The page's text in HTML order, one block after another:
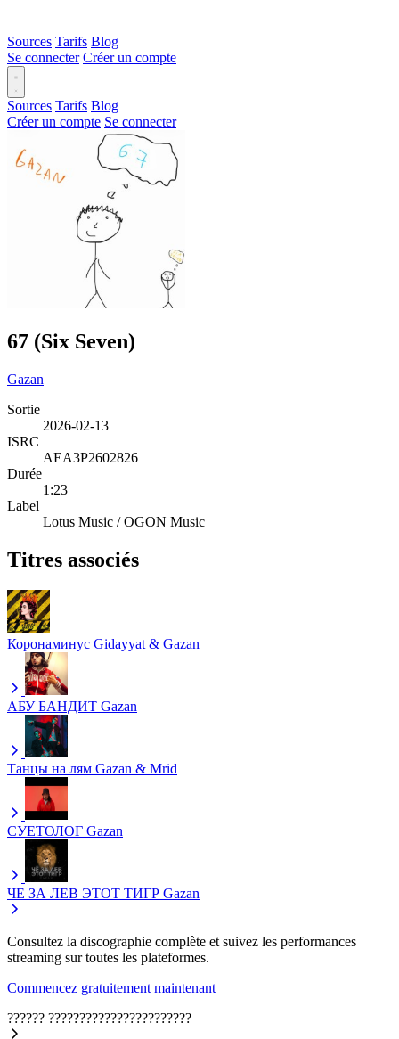
Sources Tarifs Blog
Se connecter Créer un compte
Sources Tarifs Blog
Créer un compte Se connecter
67 (Six Seven)
Gazan
Sortie
2026-02-13
ISRC
AEA3P2602826
Durée
1:23
Label
Lotus Music / OGON Music
Titres associés
Коронаминус Gidayyat & Gazan
АБУ БАНДИТ Gazan
Танцы на лям Gazan & Mrid
СУЕТОЛОГ Gazan
ЧЕ ЗА ЛЕВ ЭТОТ ТИГР Gazan
Consultez la discographie complète et suivez les performances
streaming sur toutes les plateformes.
Commencez gratuitement maintenant
?????? ???????????????????????